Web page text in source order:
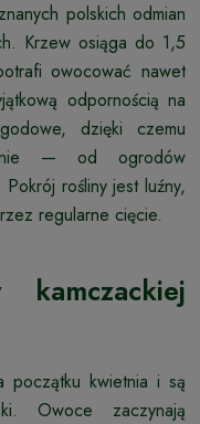
polskich odmian
Krzew osiąga do 1,5
owocować nawet
odpornością na
dzięki czemu
— od ogrodów
rośliny jest luźny,
regularne cięcie.
kamczackiej
początku kwietnia i są
Owoce zaczynają